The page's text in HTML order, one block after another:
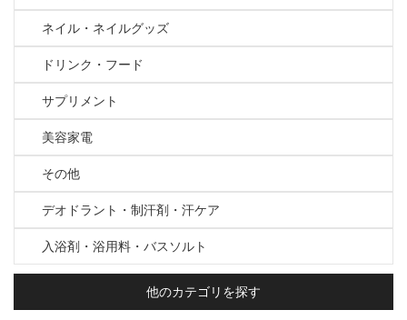
ネイル・ネイルグッズ
ドリンク・フード
サプリメント
美容家電
その他
デオドラント・制汗剤・汗ケア
入浴剤・浴用料・バスソルト
他のカテゴリを探す